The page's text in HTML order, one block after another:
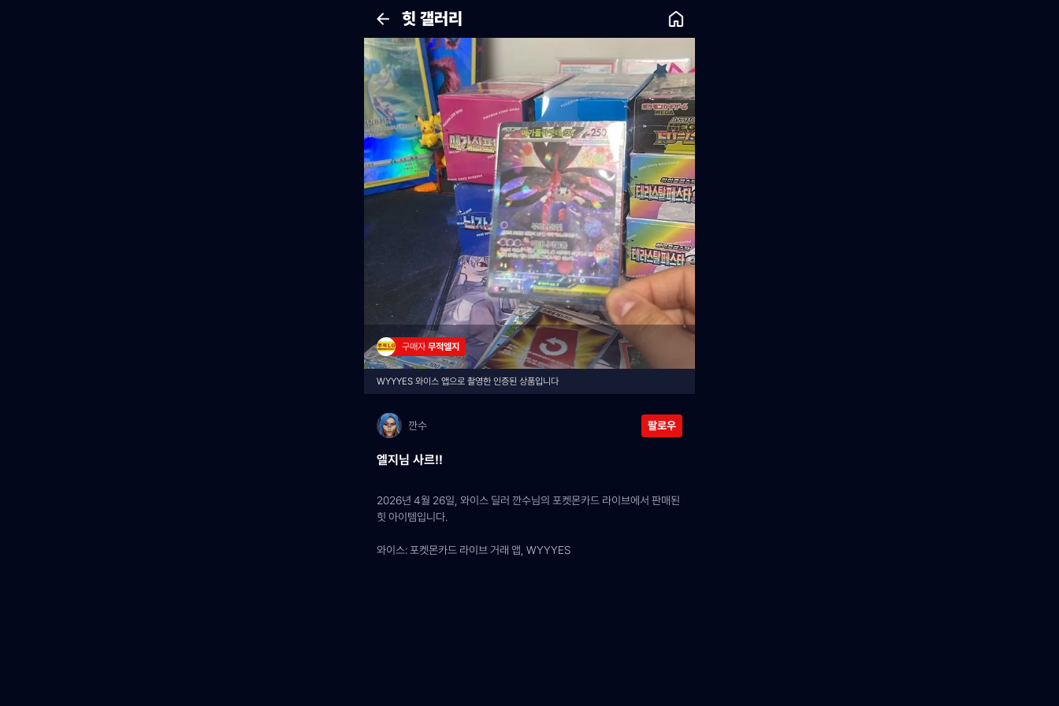
힛 갤러리
구매자 무적엘지
WYYYES 와이스 앱으로 촬영한 인증된 상품입니다
깐수 팔로우
엘지님 사르!!
2026년 4월 26일, 와이스 딜러 깐수님의 포켓몬카드 라이브에서 판매된
힛 아이템입니다.
와이스: 포켓몬카드 라이브 거래 앱, WYYYES